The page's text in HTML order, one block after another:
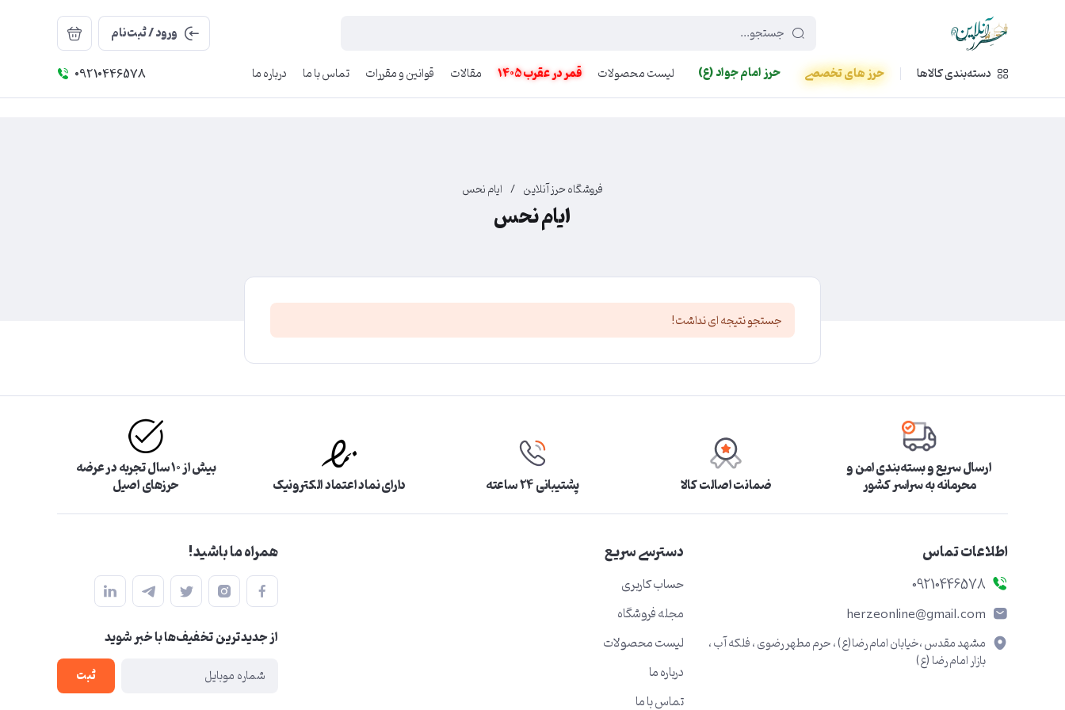
449f43cf-3da2-4422-bb12-2566cb5b8b05
ورود / ثبت‌نام
دسته‌بندی کالاها
حرز های تخصصی حرز امام جواد (ع) لیست محصولات قمر در عقرب 1405 مقالات قوانین و مقررات تماس با ما درباره ما 09210446578
فروشگاه حرز آنلاین / ایام نحس
ایام نحس
جستجو نتیجه ای نداشت!
ارسال سریع و بسته‌بندی امن و
محرمانه به سراسر کشور ضمانت اصالت کالا پشتیبانی ۲۴ ساعته دارای نماد اعتماد الکترونیک
بیش از ۱۰ سال تجربه در عرضه
حرزهای اصیل
اطلاعات تماس
09210446578
herzeonline@gmail.com
مشهد مقدس ،خیابان امام رضا(ع) ، حرم مطهر رضوی ، فلکه آب ،
بازار امام رضا (ع)
دسترسی سریع
حساب کاربری
مجله فروشگاه
لیست محصولات
درباره ما
تماس با ما
همراه ما باشید!
از جدید‌ترین تخفیف‌ها با‌ خبر شوید
ثبت